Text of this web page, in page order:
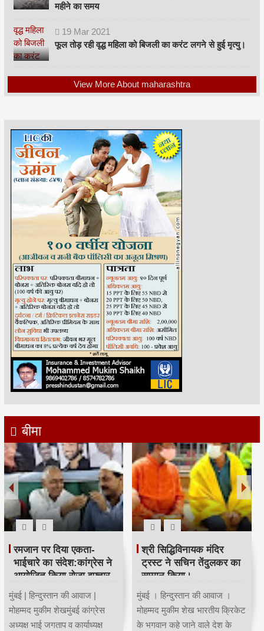
महीने का समय
19 Mar 2021
फूल तोड़ रही वृद्ध महिला को बिजली का करंट लगने से हुई मृत्यु।
View More About maharashtra
बीमा
रमजान पर दिया एकता-
भाईचारे का संदेश:कांग्रेस ने
आयोजित किया रोजा इफ्तार
मुंबई | हिन्दुस्तान की आवाज |
मोहम्मद मुकीम शेखमुंबई कांग्रेस
अध्यक्ष भाई जगताप व कार्याध्यक्ष
श्री सिद्धिविनायक मंदिर
ट्रस्ट ने सचिन तेंदुलकर का
सम्मान किया।
मुंबई । हिन्दुस्तान की आवाज ।
मोहम्मद मुकीम शेख भारतीय क्रिकेट
के भगवान कहे जाने वाले देश के